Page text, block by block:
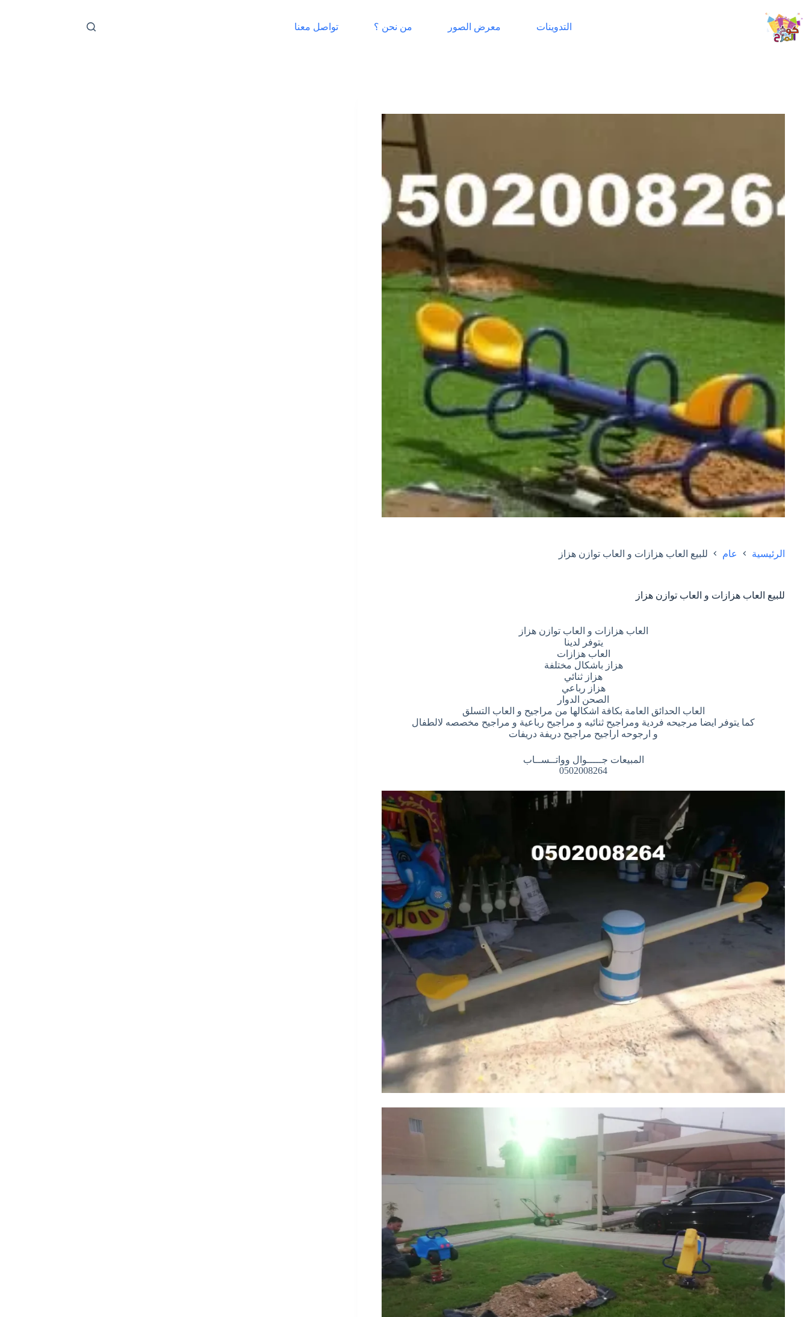
إلى
المحتوى
التدوينات معرض الصور من نحن ؟ تواصل معنا
الرئيسية عام للبيع العاب هزازات و العاب توازن هزاز
للبيع العاب هزازات و العاب توازن هزاز
العاب هزازات و العاب توازن هزاز
يتوفر لدينا
العاب هزازات
هزاز باشكال مختلفة
هزاز ثنائي
هزاز رباعي
الصحن الدوار
العاب الحدائق العامة بكافة اشكالها من مراجيح و العاب التسلق
كما يتوفر ايضا مرجيحه فردية ومراجيح ثنائيه و مراجيح رباعية و مراجيح مخصصه لالطفال
و ارجوحه اراجيح مراجيح دريفة دريفات
المبيعات جـــــوال وواتــســاب
0502008264